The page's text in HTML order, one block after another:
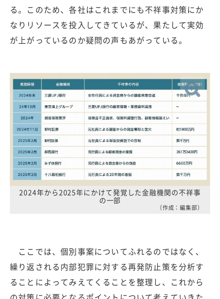
る。このため、各社はこれまでにも不祥事対策にか
なりリソースを投入してきているが、果たして実効
が上がっているのか疑問の声もあがっている。
2024年から2025年にかけて発覚した金融機関の不祥事
の一部
（作成：編集部）
ここでは、個別事案についてふれるのではなく、
繰り返される内部犯罪に対する再発防止策を分析す
ることによってみえてくることを整理し、これから